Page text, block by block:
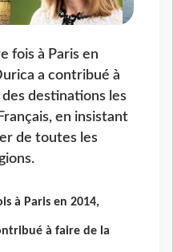
fois à Paris en
a contribué à
destinations les
en insistant
de toutes les
à Paris en 2014,
à faire de la